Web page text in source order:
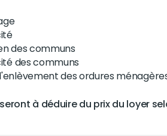
des communs
des communs
des ordures
seront à déduire du prix du loyer